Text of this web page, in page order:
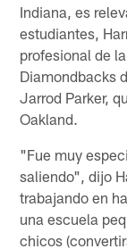
Indiana, es
estudiantes,
profesional de
Diamondbacks
Jarrod Parker,
Oakland.
"Fue muy
saliendo", dijo
trabajando en
una escuela
chicos